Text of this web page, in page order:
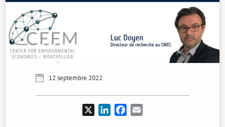
12 septembre 2022
LinkedInFacebook